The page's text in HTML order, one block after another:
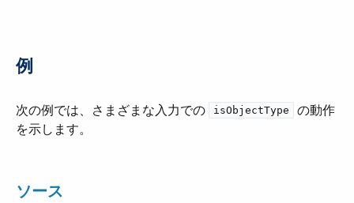
例
次の例では、さまざまな入力での ​ isObjectType
​ の動作
を示します。
ソース